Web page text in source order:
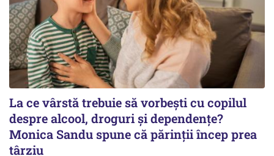
La ce vârstă trebuie să vorbești cu copilul
despre alcool, droguri și dependențe?
Monica Sandu spune că părinții încep prea
târziu